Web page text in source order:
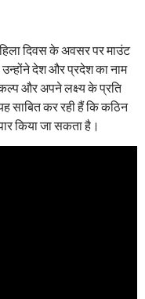
दिवस के अवसर पर माउंट
देश और प्रदेश का नाम
और अपने लक्ष्य के प्रति
साबित कर रही हैं कि कठिन
किया जा सकता है।